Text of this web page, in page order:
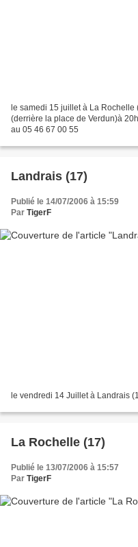
le samedi 15 juillet à La Rochelle
(derrière la place de Verdun)à
au 05 46 67 00 55
Landrais (17)
Publié le 14/07/2006 à 15:59
Par TigerF
le vendredi 14 Juillet à Landrais
La Rochelle (17)
Publié le 13/07/2006 à 15:57
Par TigerF